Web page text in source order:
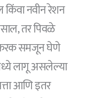
नवीन रेशन
तर पिवळे
समजून घेणे
लागू असलेल्या
आणि इतर